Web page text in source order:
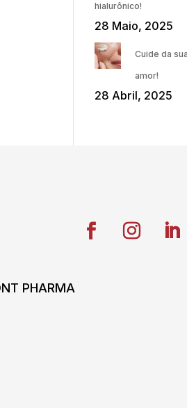
hialurônico!
28 Maio, 2025
Cuide da
amor!
28 Abril, 2025
PHARMA